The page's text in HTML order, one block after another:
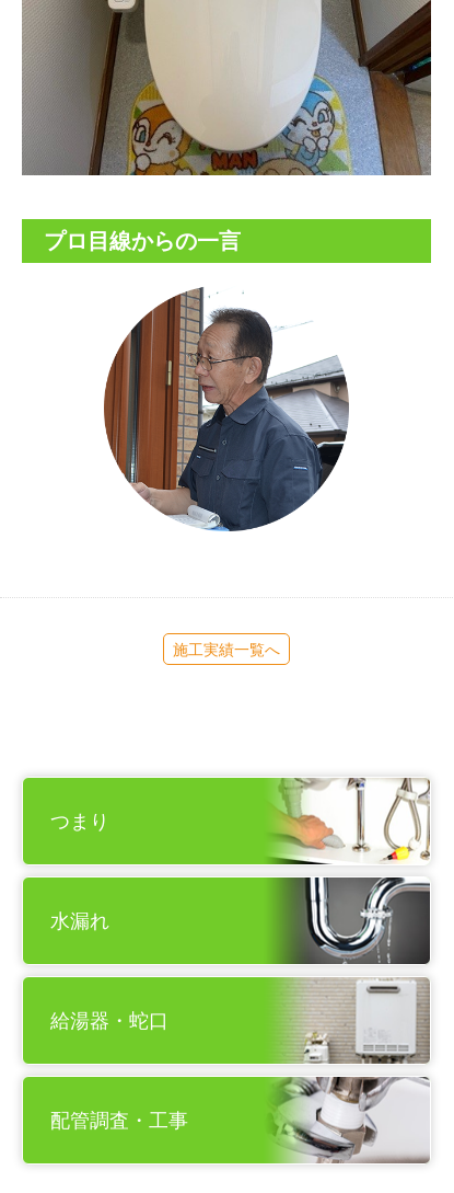
プロ目線からの一言
施工実績一覧へ
つまり
水漏れ
給湯器・蛇口
配管調査・工事